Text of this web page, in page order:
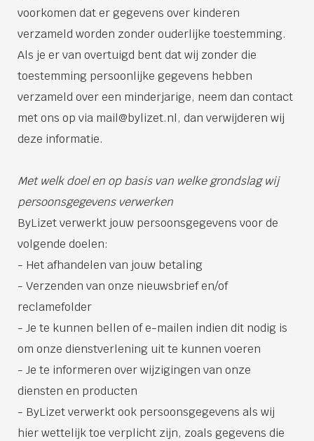
voorkomen dat er gegevens over kinderen
verzameld worden zonder ouderlijke toestemming.
Als je er van overtuigd bent dat wij zonder die
toestemming persoonlijke gegevens hebben
verzameld over een minderjarige, neem dan contact
met ons op via mail@bylizet.nl, dan verwijderen wij
deze informatie.
Met welk doel en op basis van welke grondslag wij
persoonsgegevens verwerken
ByLizet verwerkt jouw persoonsgegevens voor de
volgende doelen:
- Het afhandelen van jouw betaling
- Verzenden van onze nieuwsbrief en/of
reclamefolder
- Je te kunnen bellen of e-mailen indien dit nodig is
om onze dienstverlening uit te kunnen voeren
- Je te informeren over wijzigingen van onze
diensten en producten
- ByLizet verwerkt ook persoonsgegevens als wij
hier wettelijk toe verplicht zijn, zoals gegevens die